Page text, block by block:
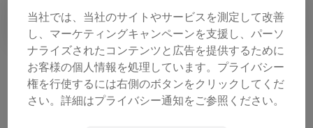
GER
募金の概要
寄付金総額：$0.00 目標額: $0.00
当社では、当社のサイトやサービスを測定して改善
し、マーケティングキャンペーンを支援し、パーソ
ナライズされたコンテンツと広告を提供するために
お客様の個人情報を処理しています。プライバシー
権を行使するには右側のボタンをクリックしてくだ
さい。詳細はプライバシー通知をご参照ください。